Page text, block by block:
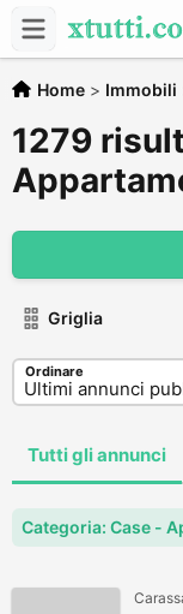
Home > Immobili
1279
Griglia
Ordinare
Tutti gli annunci
Categoria: Case -